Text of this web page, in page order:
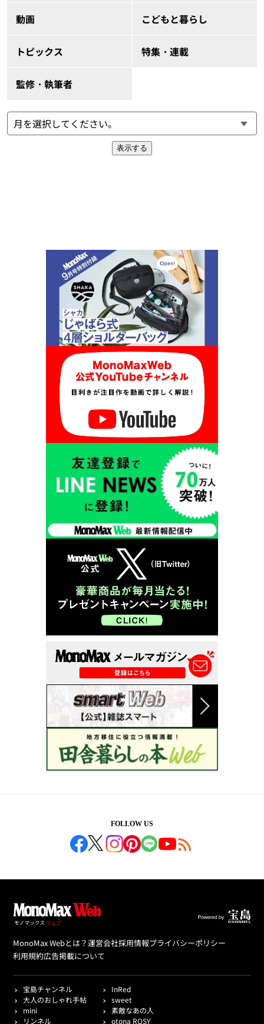
動画 こどもと暮らし
トピックス 特集・連載
監修・執筆者
表示する
FOLLOW US
MonoMax Webとは？運営会社採用情報プライバシーポリシー
利用規約広告掲載について
宝島チャンネル
InRed
大人のおしゃれ手帖
sweet
mini
素敵なあの人
リンネル
otona ROSY